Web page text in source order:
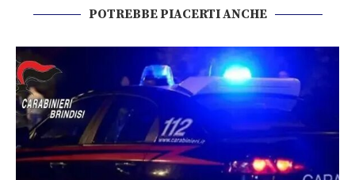
POTREBBE PIACERTI ANCHE